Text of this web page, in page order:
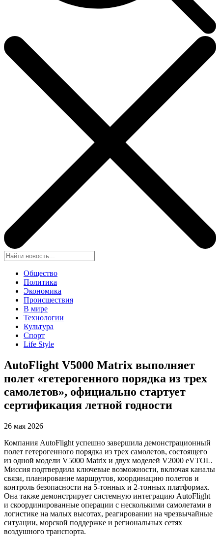
Общество
Политика
Экономика
Происшествия
В мире
Технологии
Культура
Спорт
Life Style
AutoFlight V5000 Matrix выполняет
полет «гетерогенного порядка из трех
самолетов», официально стартует
сертификация летной годности
26 мая 2026
Компания AutoFlight успешно завершила демонстрационный
полет гетерогенного порядка из трех самолетов, состоящего
из одной модели V5000 Matrix и двух моделей V2000 eVTOL.
Миссия подтвердила ключевые возможности, включая каналы
связи, планирование маршрутов, координацию полетов и
контроль безопасности на 5-тонных и 2-тонных платформах.
Она также демонстрирует системную интеграцию AutoFlight
и скоординированные операции с несколькими самолетами в
логистике на малых высотах, реагировании на чрезвычайные
ситуации, морской поддержке и региональных сетях
воздушного транспорта.